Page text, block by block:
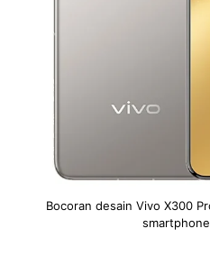
Bocoran desain Vivo X300